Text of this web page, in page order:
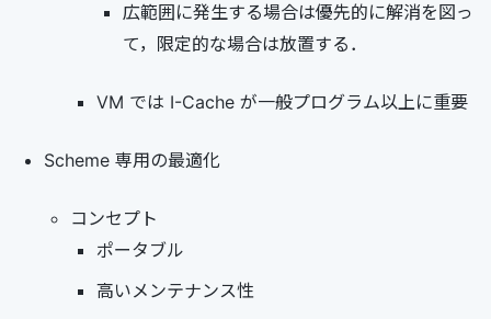
広範囲に発生する場合は優先的に解消を図っ
て，限定的な場合は放置する．
VM では I-Cache が一般プログラム以上に重要
Scheme 専用の最適化
コンセプト
ポータブル
高いメンテナンス性